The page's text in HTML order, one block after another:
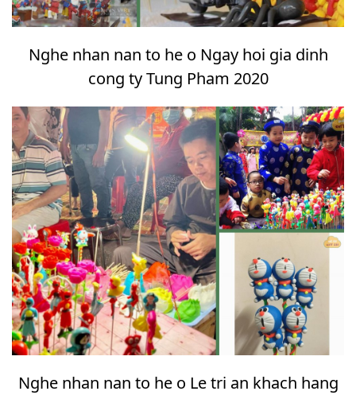
Nghe nhan nan to he o Ngay hoi gia dinh
cong ty Tung Pham 2020
Nghe nhan nan to he o Le tri an khach hang